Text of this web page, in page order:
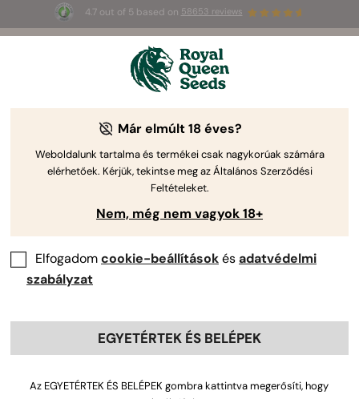
4.7 out of 5 based on 58653 reviews
-Korlátozott idejű ajánlat
3d 11h 50m 45s
Már elmúlt 18 éves?
Weboldalunk tartalma és termékei csak nagykorúak számára
elérhetőek. Kérjük, tekintse meg az Általános Szerződési
Feltételeket.
Nem, még nem vagyok 18+
Elfogadomcookie-beállításokésadatvédelmi
szabályzat
EGYETÉRTEK ÉS BELÉPEK
Az EGYETÉRTEK ÉS BELÉPEK gombra kattintva megerősíti, hogy